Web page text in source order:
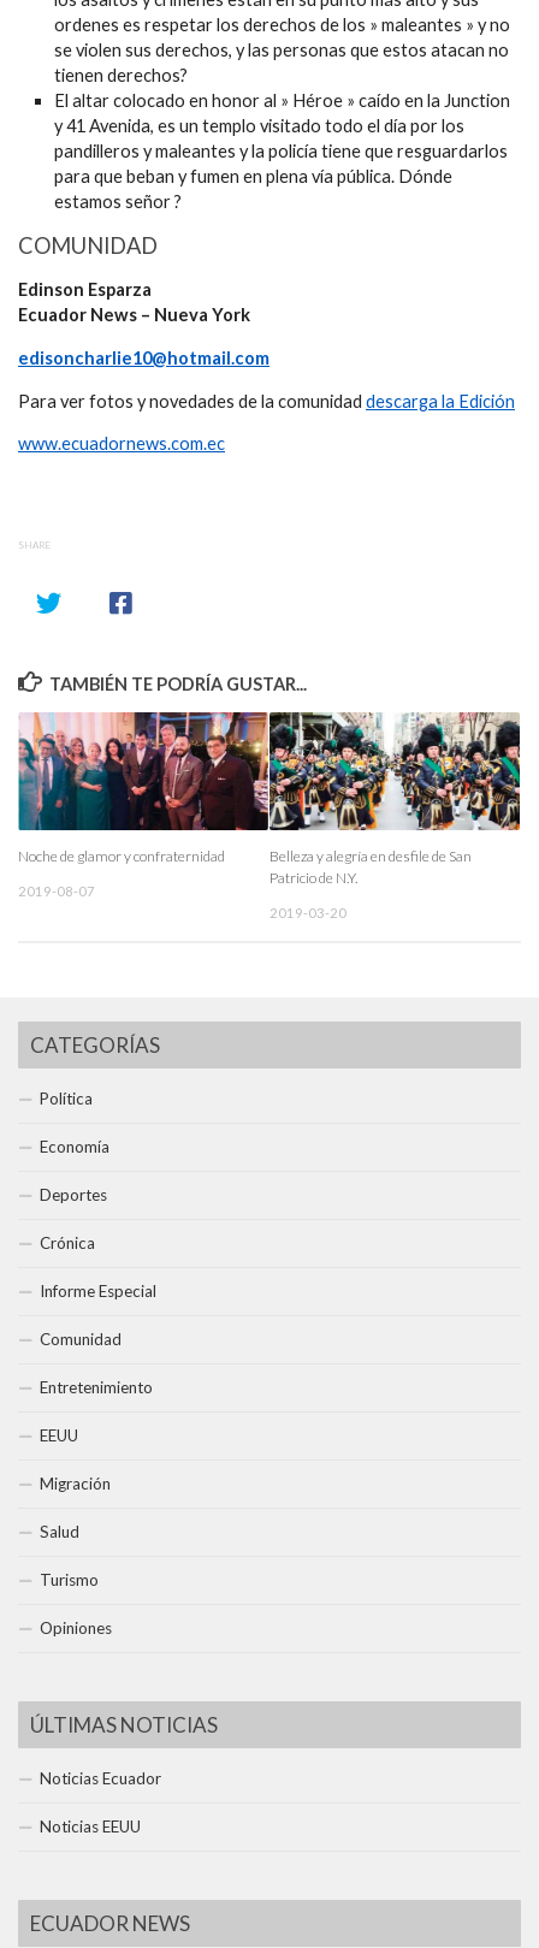
ordenes es respetar los derechos de los » maleantes » y no
se violen sus derechos, y las personas que estos atacan no
tienen derechos?
El altar colocado en honor al » Héroe » caído en la Junction
y 41 Avenida, es un templo visitado todo el día por los
pandilleros y maleantes y la policía tiene que resguardarlos
para que beban y fumen en plena vía pública. Dónde
estamos señor ?
COMUNIDAD
Edinson Esparza
Ecuador News – Nueva York
edisoncharlie10@hotmail.com
Para ver fotos y novedades de la comunidad descarga la Edición
www.ecuadornews.com.ec
SHARE
TAMBIÉN TE PODRÍA GUSTAR...
Noche de glamor y confraternidad
2019-08-07
Belleza y alegría en desfile de San
Patricio de N.Y.
2019-03-20
CATEGORÍAS
Política
Economía
Deportes
Crónica
Informe Especial
Comunidad
Entretenimiento
EEUU
Migración
Salud
Turismo
Opiniones
ÚLTIMAS NOTICIAS
Noticias Ecuador
Noticias EEUU
ECUADOR NEWS